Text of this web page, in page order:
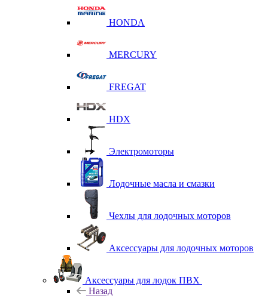
HONDA
MERCURY
FREGAT
HDX
Электромоторы
Лодочные масла и смазки
Чехлы для лодочных моторов
Аксессуары для лодочных моторов
Аксессуары для лодок ПВХ
Назад